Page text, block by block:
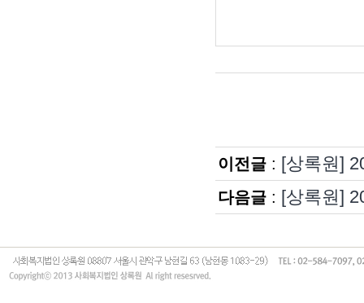
이전글 : [상록원]
다음글 : [상록원]